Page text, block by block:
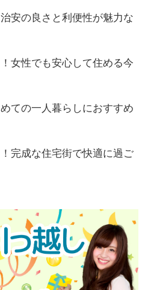
安の良さと利便性が魅力な
女性でも安心して住める今
ての一人暮らしにおすすめ
完成な住宅街で快適に過ご